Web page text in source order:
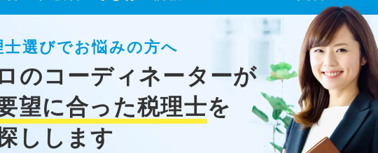
士選びでお悩みの方へ
のコーディネーターが
望に合った税理士を
しします